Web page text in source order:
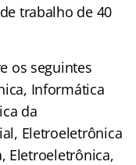
trabalho de 40
os seguintes
Informática
da
Eletroeletrônica
Eletroeletrônica,